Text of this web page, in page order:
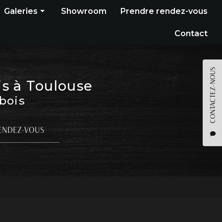
CONTACTEZ-NOUS
Galeries
Pergola
Parquet
Showroom Prendre rendez-vous
Contact
à Toulouse
VOUS